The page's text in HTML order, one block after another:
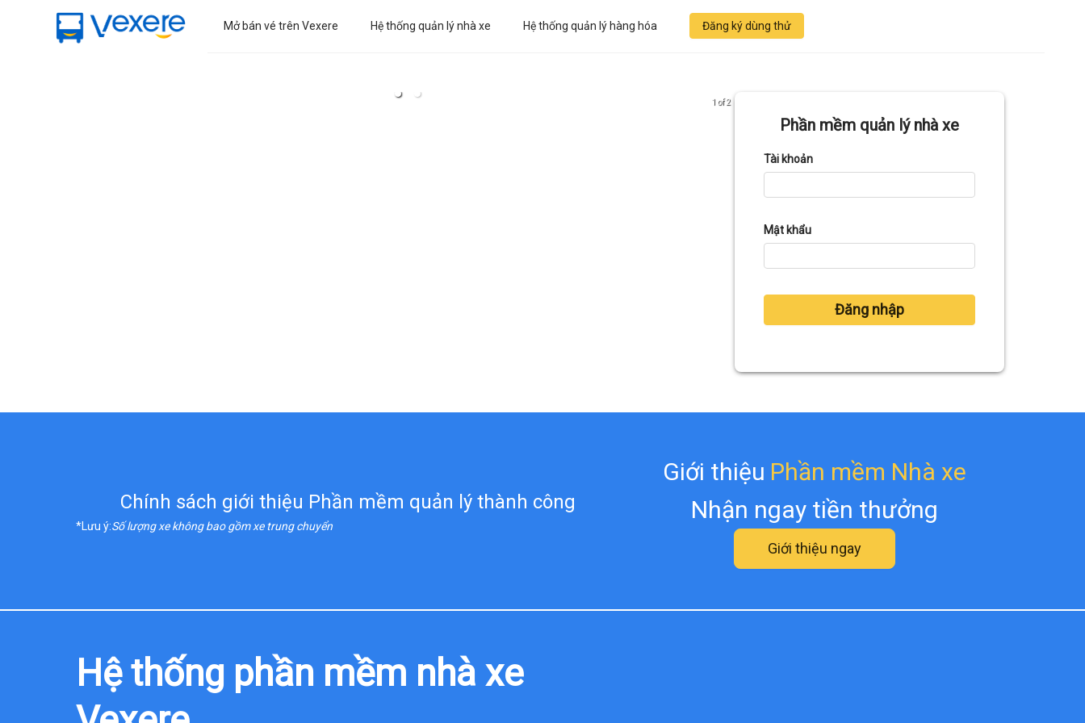
Mở bán vé trên Vexere Hệ thống quản lý nhà xe Hệ thống quản lý hàng hóa Đăng ký dùng thử
1 of 2
Phần mềm quản lý nhà xe
Tài khoản
Mật khẩu
Đăng nhập
Chính sách giới thiệu Phần mềm quản lý thành công
*Lưu ý:Số lượng xe không bao gồm xe trung chuyển
Giới thiệu Phần mềm Nhà xe
Nhận ngay tiền thưởng
Giới thiệu ngay
Hệ thống phần mềm nhà xe